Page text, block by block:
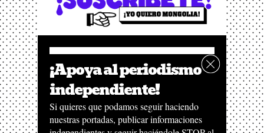
¡Apoya al periodismo
independiente!
Si quieres que podamos seguir haciendo
nuestras portadas, publicar informaciones